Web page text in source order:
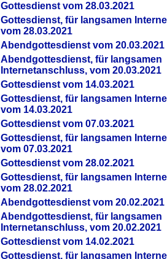
Gottesdienst vom 28.03.2021
Gottesdienst, für langsamen
vom 28.03.2021
Abendgottesdienst vom 20.03.2021
Abendgottesdienst, für langsamen
Internetanschluss, vom 20.03.2021
Gottesdienst vom 14.03.2021
Gottesdienst, für langsamen
vom 14.03.2021
Gottesdienst vom 07.03.2021
Gottesdienst, für langsamen
vom 07.03.2021
Gottesdienst vom 28.02.2021
Gottesdienst, für langsamen
vom 28.02.2021
Abendgottesdienst vom 20.02.2021
Abendgottesdienst, für langsamen
Internetanschluss, vom 20.02.2021
Gottesdienst vom 14.02.2021
Gottesdienst, für langsamen